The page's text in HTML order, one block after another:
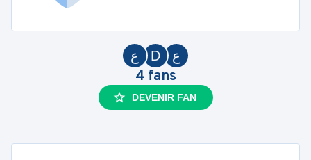
ع D ع
4 fans
DEVENIR FAN